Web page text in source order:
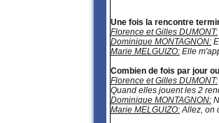
Une fois la rencontre
Florence et Gilles DUMONT:
Dominique MONTAGNON:
Marie MELGUIZO: Elle
Combien de fois par jour
Florence et Gilles DUMONT:
Quand elles jouent les 2
Dominique MONTAGNON:
Marie MELGUIZO:Allez, on